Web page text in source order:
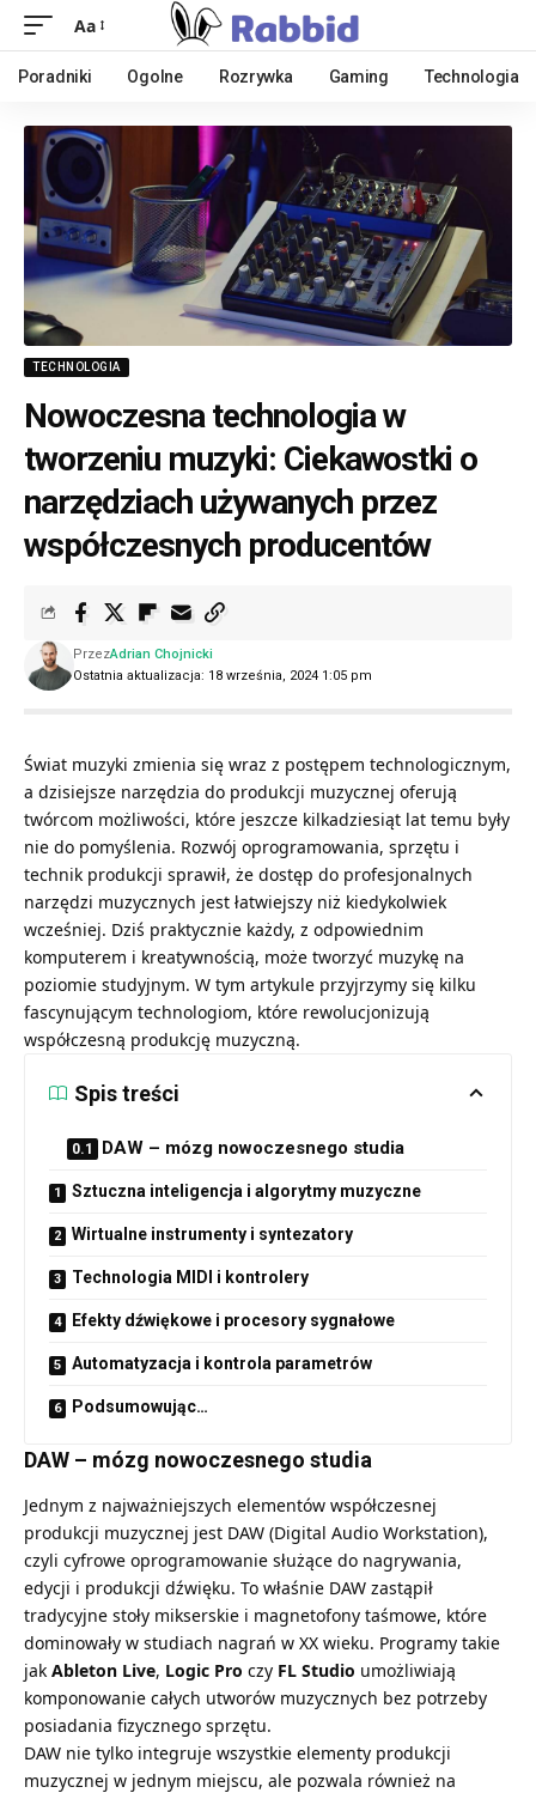
Aa
Poradniki Ogolne Rozrywka Gaming Technologia
TECHNOLOGIA
Nowoczesna technologia w
tworzeniu muzyki: Ciekawostki o
narzędziach używanych przez
współczesnych producentów
Ostatnia aktualizacja: 18 września, 2024 1:05 pm
PrzezAdrian Chojnicki
Świat muzyki zmienia się wraz z postępem technologicznym,
a dzisiejsze narzędzia do produkcji muzycznej oferują
twórcom możliwości, które jeszcze kilkadziesiąt lat temu były
nie do pomyślenia. Rozwój oprogramowania, sprzętu i
technik produkcji sprawił, że dostęp do profesjonalnych
narzędzi muzycznych jest łatwiejszy niż kiedykolwiek
wcześniej. Dziś praktycznie każdy, z odpowiednim
komputerem i kreatywnością, może tworzyć muzykę na
poziomie studyjnym. W tym artykule przyjrzymy się kilku
fascynującym technologiom, które rewolucjonizują
współczesną produkcję muzyczną.
Spis treści
DAW – mózg nowoczesnego studia
Sztuczna inteligencja i algorytmy muzyczne
Wirtualne instrumenty i syntezatory
Technologia MIDI i kontrolery
Efekty dźwiękowe i procesory sygnałowe
Automatyzacja i kontrola parametrów
Podsumowując…
DAW – mózg nowoczesnego studia
Jednym z najważniejszych elementów współczesnej
produkcji muzycznej jest DAW (Digital Audio Workstation),
czyli cyfrowe oprogramowanie służące do nagrywania,
edycji i produkcji dźwięku. To właśnie DAW zastąpił
tradycyjne stoły mikserskie i magnetofony taśmowe, które
dominowały w studiach nagrań w XX wieku. Programy takie
jak Ableton Live, Logic Pro czy FL Studio umożliwiają
komponowanie całych utworów muzycznych bez potrzeby
posiadania fizycznego sprzętu.
DAW nie tylko integruje wszystkie elementy produkcji
muzycznej w jednym miejscu, ale pozwala również na